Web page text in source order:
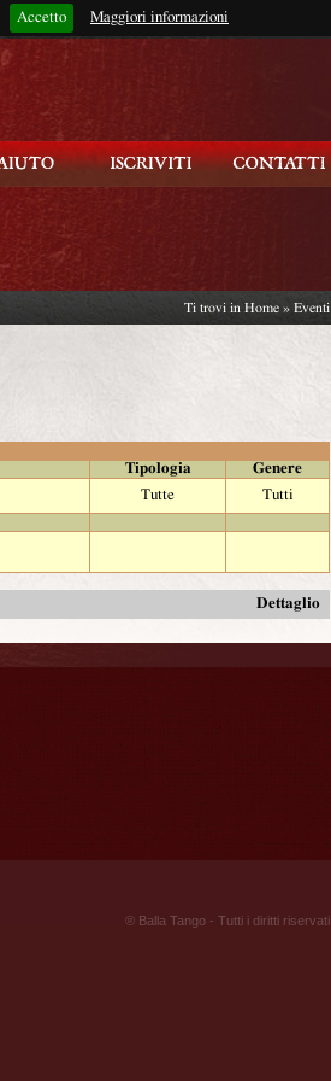
Accetto Maggiori informazioni
Rimani connesso?
Ti trovi in Home » Eventi
Tipologia
Genere
Tutte
Tutti
Dettaglio
® Balla Tango - Tutti i diritti riservati